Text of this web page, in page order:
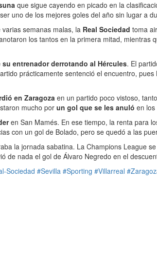
que sigue cayendo en picado en la
uno de los mejores goles del año sin lugar a
semanas malas, la Real Sociedad toma
los tantos en la primera mitad, mientras
entrenador derrotando al Hércules. El
prácticamente sentenció el encuentro,
en Zaragoza en un partido poco vistoso,
mucho por un gol que se les anuló en los
en San Mamés. En ese tiempo, la renta para
con un gol de Bolado, pero se quedó a las
la jornada sabatina. La Champions League
de nada el gol de Álvaro Negredo en el
Sociedad #Sevilla #Sporting #Villarreal